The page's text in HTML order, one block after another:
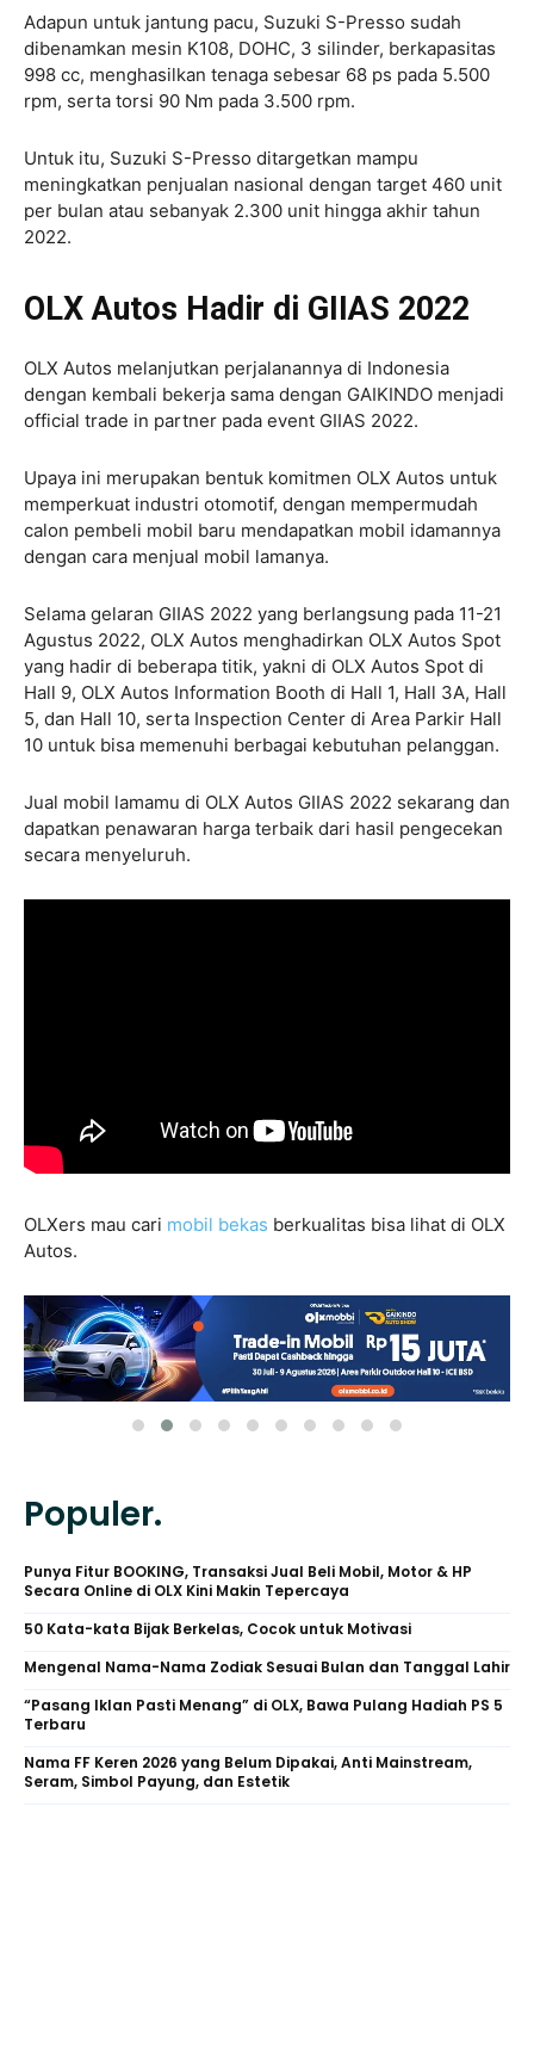
Adapun untuk jantung pacu, Suzuki S-Presso sudah
dibenamkan mesin K108, DOHC, 3 silinder, berkapasitas
998 cc, menghasilkan tenaga sebesar 68 ps pada 5.500
rpm, serta torsi 90 Nm pada 3.500 rpm.
Untuk itu, Suzuki S-Presso ditargetkan mampu
meningkatkan penjualan nasional dengan target 460 unit
per bulan atau sebanyak 2.300 unit hingga akhir tahun
2022.
OLX Autos Hadir di GIIAS 2022
OLX Autos melanjutkan perjalanannya di Indonesia
dengan kembali bekerja sama dengan GAIKINDO menjadi
official trade in partner pada event GIIAS 2022.
Upaya ini merupakan bentuk komitmen OLX Autos untuk
memperkuat industri otomotif, dengan mempermudah
calon pembeli mobil baru mendapatkan mobil idamannya
dengan cara menjual mobil lamanya.
Selama gelaran GIIAS 2022 yang berlangsung pada 11-21
Agustus 2022, OLX Autos menghadirkan OLX Autos Spot
yang hadir di beberapa titik, yakni di OLX Autos Spot di
Hall 9, OLX Autos Information Booth di Hall 1, Hall 3A, Hall
5, dan Hall 10, serta Inspection Center di Area Parkir Hall
10 untuk bisa memenuhi berbagai kebutuhan pelanggan.
Jual mobil lamamu di OLX Autos GIIAS 2022 sekarang dan
dapatkan penawaran harga terbaik dari hasil pengecekan
secara menyeluruh.
OLXers mau cari mobil bekas berkualitas bisa lihat di OLX
Autos.
Populer.
Punya Fitur BOOKING, Transaksi Jual Beli Mobil, Motor & HP
Secara Online di OLX Kini Makin Tepercaya
50 Kata-kata Bijak Berkelas, Cocok untuk Motivasi
Mengenal Nama-Nama Zodiak Sesuai Bulan dan Tanggal Lahir
“Pasang Iklan Pasti Menang” di OLX, Bawa Pulang Hadiah PS 5
Terbaru
Nama FF Keren 2026 yang Belum Dipakai, Anti Mainstream,
Seram, Simbol Payung, dan Estetik